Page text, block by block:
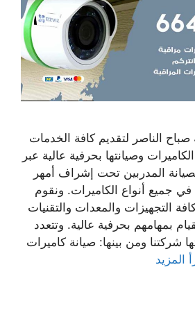
الناصر لتقديم كافة الخدمات
وصيانتها بحرفية عالية عبر
المدربين تحت إشراف أمهر
جميع أنواع الكاميرات. ونقوم
التجهيزات والمعدات والتقنيات
بمهامهم بحرفية عالية. وتتعدد
شركتنا ومن بينها: صيانة كاميرات
المزيد